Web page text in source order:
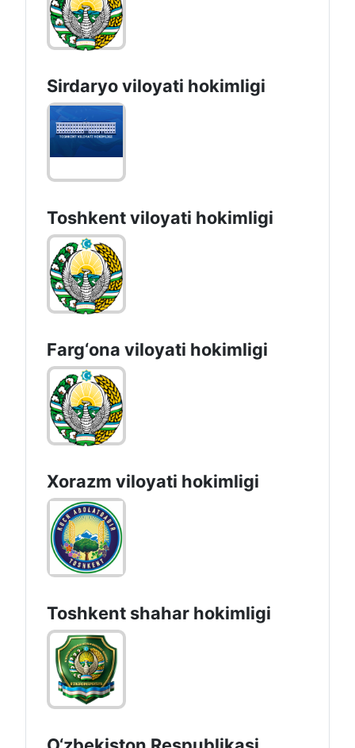
UZ
Sirdaryo vilоyati hоkimligi
Toshkent vilоyati hоkimligi
Farg‘оnа vilоyati hоkimligi
Xorazm vilоyati hоkimligi
Toshkеnt shаhаr hоkimligi